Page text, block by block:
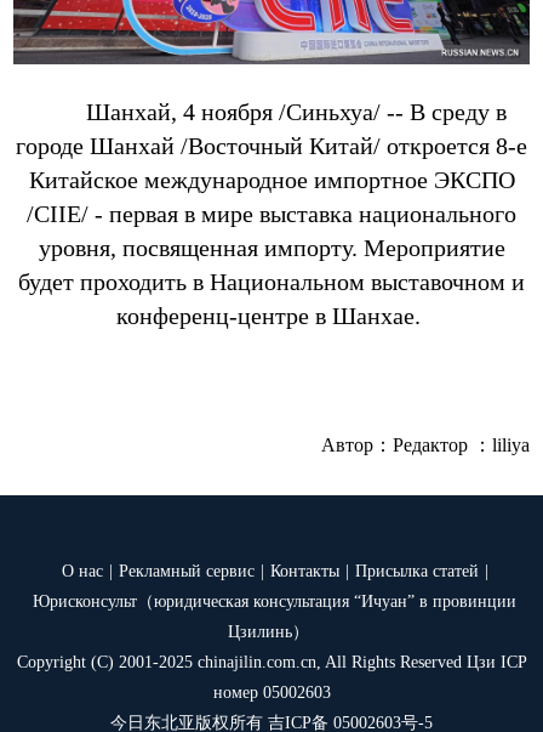
Шанхай, 4 ноября /Синьхуа/ -- В среду в
городе Шанхай /Восточный Китай/ откроется 8-е
Китайское международное импортное ЭКСПО
/CIIE/ - первая в мире выставка национального
уровня, посвященная импорту. Мероприятие
будет проходить в Национальном выставочном и
конференц-центре в Шанхае.
Автор： Редактор ：liliya
О нас Рекламный сервис Контакты Присылка статей
Юрисконсульт（юридическая консультация “Ичуан” в провинции
Цзилинь）
Copyright (C) 2001-2025 chinajilin.com.cn, All Rights Reserved Цзи ICP
номер 05002603
今日东北亚版权所有 吉ICP备 05002603号-5